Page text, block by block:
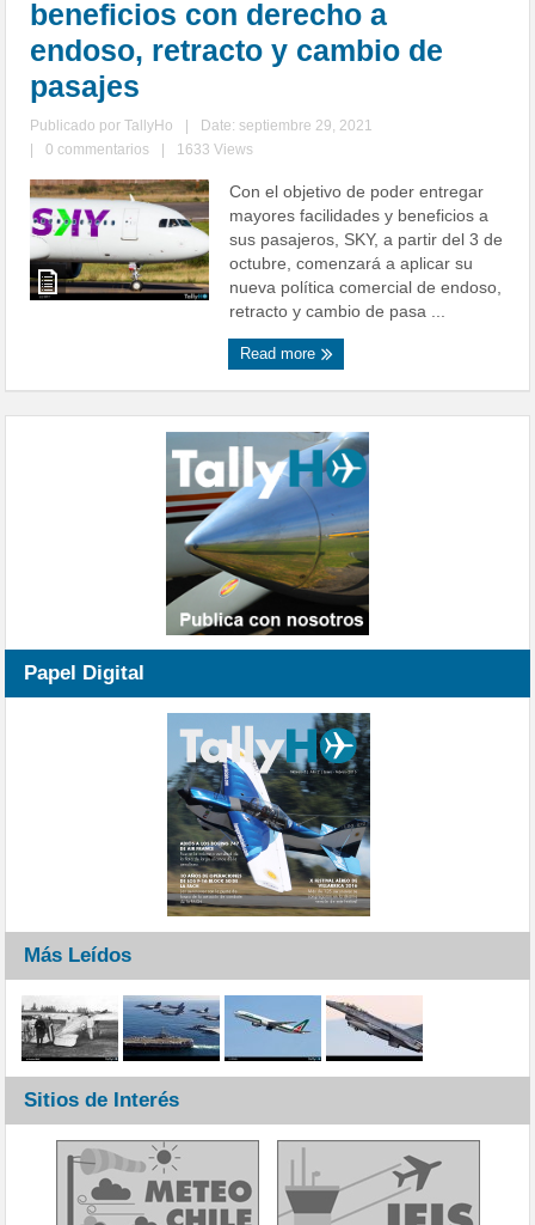
beneficios con derecho a
endoso, retracto y cambio de
pasajes
Publicado porTallyHo
Date: septiembre 29, 2021
0 commentarios 1633 Views
Con el objetivo de poder entregar
mayores facilidades y beneficios a
sus pasajeros, SKY, a partir del 3 de
octubre, comenzará a aplicar su
nueva política comercial de endoso,
retracto y cambio de pasa ...
Read more
Papel Digital
Más Leídos
Sitios de Interés